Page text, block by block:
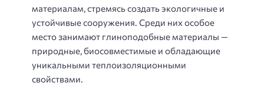
материалам, стремясь создать экологичные и
устойчивые сооружения. Среди них особое
место занимают глиноподобные материалы —
природные, биосовместимые и обладающие
уникальными теплоизоляционными
свойствами.